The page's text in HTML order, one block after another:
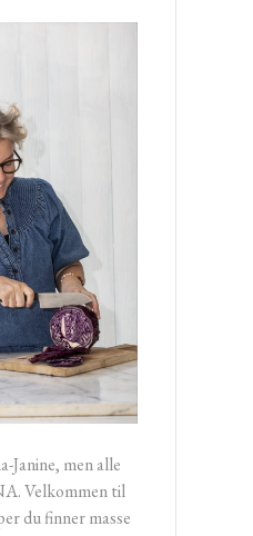
Janine, men alle
Velkommen til
du finner masse